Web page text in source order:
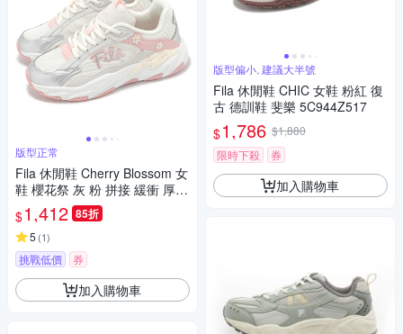
版型正常
Fila 休閒鞋 Cherry Blossom 女
鞋 櫻花祭 灰 粉 拼接 緩衝 厚底
老爹鞋 斐樂 5C306Z515
$1,412 85折
5 (1)
挑戰低價 券
加入購物車
版型偏小, 建議大半號
Fila 休閒鞋 CHIC 女鞋 粉紅 復
古 德訓鞋 斐樂 5C944Z517
$1,786 $1,880
限時下殺
券
加入購物車